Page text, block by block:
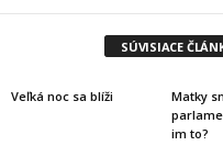
SÚVISIACE
Veľká noc sa blíži
Matky
im to?